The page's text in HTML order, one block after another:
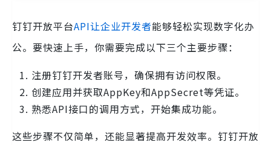
钉钉开放平台API让企业开发者能够轻松实现数字化办
公。要快速上手，你需要完成以下三个主要步骤：
注册钉钉开发者账号，确保拥有访问权限。
创建应用并获取AppKey和AppSecret等凭证。
熟悉API接口的调用方式，开始集成功能。
这些步骤不仅简单，还能显著提高开发效率。钉钉开放